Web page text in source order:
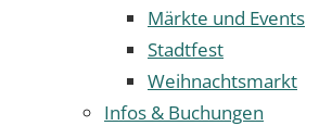
Märkte und Events
Stadtfest
Weihnachtsmarkt
Infos & Buchungen